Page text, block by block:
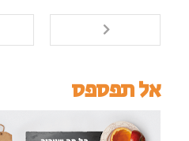
אל תפספס